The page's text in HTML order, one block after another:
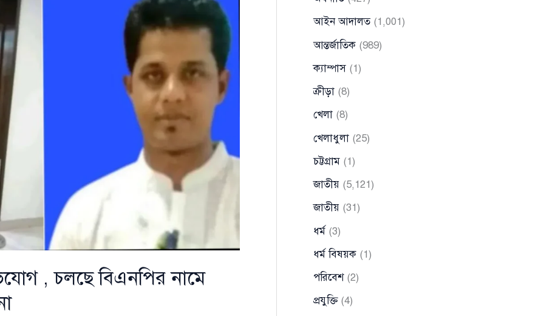
, চলছে বিএনপির নামে
আইন আদালত(1,001)
আন্তর্জাতিক (989)
ক্যাম্পাস (1)
ক্রীড়া (8)
খেলা (8)
খেলাধুলা (25)
চট্টগ্রাম (1)
জাতীয় (5,121)
জাতীয় (31)
ধর্ম (3)
ধর্ম বিষয়ক (1)
পরিবেশ(2)
প্রযুক্তি(4)